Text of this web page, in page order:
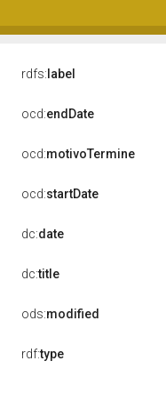
rdfs: label
ocd:endDate
ocd:motivoTermine
ocd:startDate
dc:date
dc:title
ods:modified
rdf:type